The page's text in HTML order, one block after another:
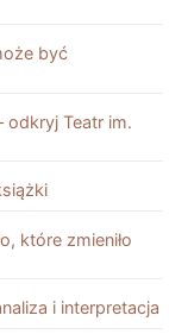
być
odkryj Teatr im.
które zmieniło
i interpretacja